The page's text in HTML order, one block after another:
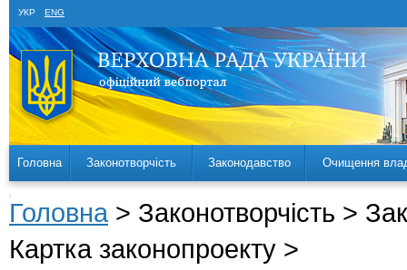
УКР ENG
Головна Законотворчість Законодавство Очищення
Головна > Законотворчість >
Картка законопроекту >